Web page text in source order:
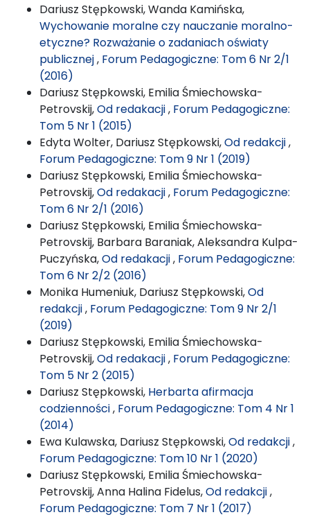
Dariusz Stępkowski, Wanda Kamińska,
Wychowanie moralne czy nauczanie moralno-
etyczne? Rozważanie o zadaniach oświaty
publicznej, Forum Pedagogiczne: Tom 6 Nr 2/1
(2016)
Dariusz Stępkowski, Emilia Śmiechowska-
Petrovskij,Od redakacji, Forum Pedagogiczne:
Tom 5 Nr 1 (2015)
Edyta Wolter, Dariusz Stępkowski,Od redakcji,
Forum Pedagogiczne: Tom 9 Nr 1 (2019)
Dariusz Stępkowski, Emilia Śmiechowska-
Petrovskij,Od redakacji, Forum Pedagogiczne:
Tom 6 Nr 2/1 (2016)
Dariusz Stępkowski, Emilia Śmiechowska-
Petrovskij, Barbara Baraniak, Aleksandra Kulpa-
Puczyńska,Od redakacji, Forum Pedagogiczne:
Tom 6 Nr 2/2 (2016)
Monika Humeniuk, Dariusz Stępkowski,Od
redakcji, Forum Pedagogiczne: Tom 9 Nr 2/1
(2019)
Dariusz Stępkowski, Emilia Śmiechowska-
Petrovskij,Od redakacji, Forum Pedagogiczne:
Tom 5 Nr 2 (2015)
Dariusz Stępkowski, Herbarta afirmacja
codzienności, Forum Pedagogiczne: Tom 4 Nr 1
(2014)
Ewa Kulawska, Dariusz Stępkowski,Od redakcji,
Forum Pedagogiczne: Tom 10 Nr 1 (2020)
Dariusz Stępkowski, Emilia Śmiechowska-
Petrovskij, Anna Halina Fidelus,Od redakcji,
Forum Pedagogiczne: Tom 7 Nr 1 (2017)